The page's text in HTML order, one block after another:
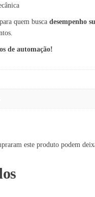
quem busca desempenho
de automação!
este produto podem